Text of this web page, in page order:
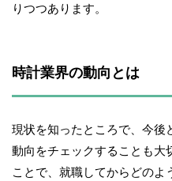
りつつあります。
時計業界の動向とは
現状を知ったところで、今後
動向をチェックすることも大
ことで、就職してからどのよ